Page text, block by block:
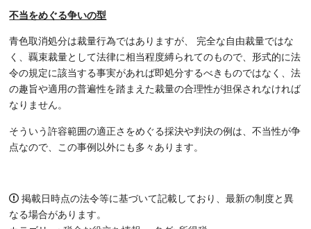
不当をめぐる争いの型
青色取消処分は裁量行為ではありますが、 完全な自由裁量ではな
く、覊束裁量として法律に相当程度縛られてのもので、形式的に法
令の規定に該当する事実があれば即処分するべきものではなく、法
の趣旨や適用の普遍性を踏まえた裁量の合理性が担保されなければ
なりません。
そういう許容範囲の適正さをめぐる採決や判決の例は、不当性が争
点なので、この事例以外にも多々あります。
掲載日時点の法令等に基づいて記載しており、最新の制度と異
なる場合があります。